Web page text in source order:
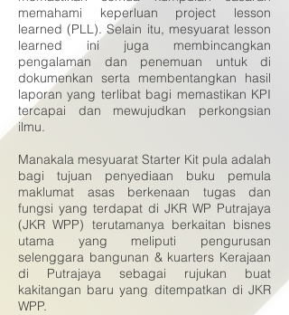
memahami keperluan project lesson
learned (PLL). Selain itu, mesyuarat lesson
learned ini juga membincangkan
pengalaman dan penemuan untuk di
dokumenkan serta membentangkan hasil
laporan yang terlibat bagi memastikan KPI
tercapai dan mewujudkan perkongsian
ilmu.
Manakala mesyuarat Starter Kit pula adalah
bagi tujuan penyediaan buku pemula
maklumat asas berkenaan tugas dan
fungsi yang terdapat di JKR WP Putrajaya
(JKR WPP) terutamanya berkaitan bisnes
utama yang meliputi pengurusan
selenggara bangunan & kuarters Kerajaan
di Putrajaya sebagai rujukan buat
kakitangan baru yang ditempatkan di JKR
WPP.